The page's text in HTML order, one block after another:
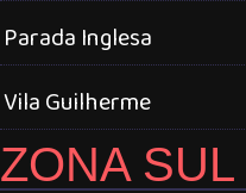
Parada Inglesa
Vila Guilherme
ZONA SUL